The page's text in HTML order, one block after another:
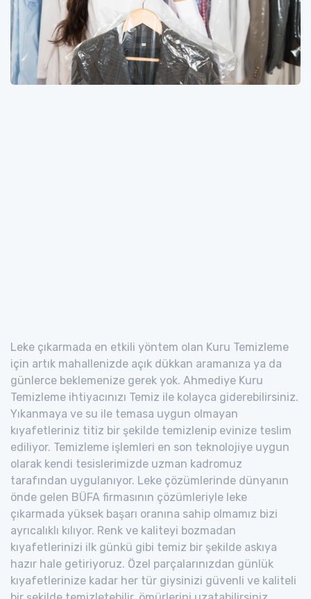
Leke çıkarmada en etkili yöntem olan Kuru Temizleme
için artık mahallenizde açık dükkan aramanıza ya da
günlerce beklemenize gerek yok. Ahmediye Kuru
Temizleme ihtiyacınızı Temiz ile kolayca giderebilirsiniz.
Yıkanmaya ve su ile temasa uygun olmayan
kıyafetleriniz titiz bir şekilde temizlenip evinize teslim
ediliyor. Temizleme işlemleri en son teknolojiye uygun
olarak kendi tesislerimizde uzman kadromuz
tarafından uygulanıyor. Leke çözümlerinde dünyanın
önde gelen BÜFA firmasının çözümleriyle leke
çıkarmada yüksek başarı oranına sahip olmamız bizi
ayrıcalıklı kılıyor. Renk ve kaliteyi bozmadan
kıyafetlerinizi ilk günkü gibi temiz bir şekilde askıya
hazır hale getiriyoruz. Özel parçalarınızdan günlük
kıyafetlerinize kadar her tür giysinizi güvenli ve kaliteli